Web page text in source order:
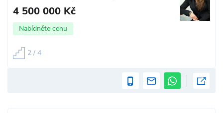
4 500 000 Kč
Nabídněte cenu
2 / 4